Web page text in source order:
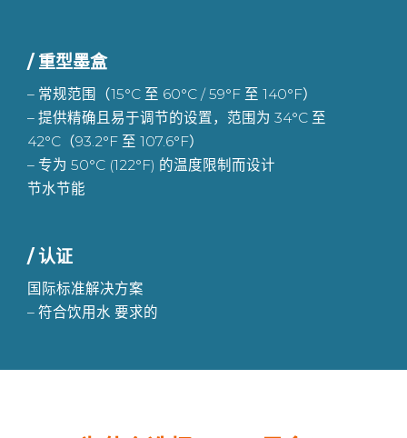
/ 重型墨盒
– 常规范围（15°C 至 60°C / 59°F 至 140°F）
– 提供精确且易于调节的设置，范围为 34°C 至
42°C（93.2°F 至 107.6°F）
– 专为 50°C (122°F) 的温度限制而设计
节水节能
/ 认证
国际标准解决方案
– 符合饮用水 要求的